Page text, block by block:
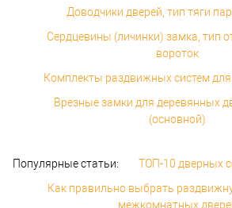
Доводчики дверей, тип тяги
Сердцевины (личинки) замка, тип
вороток
Комплекты раздвижных систем для
Врезные замки для деревянных
(основной)
Популярные статьи:
ТОП-10 дверных
Как правильно выбрать
межкомнатных